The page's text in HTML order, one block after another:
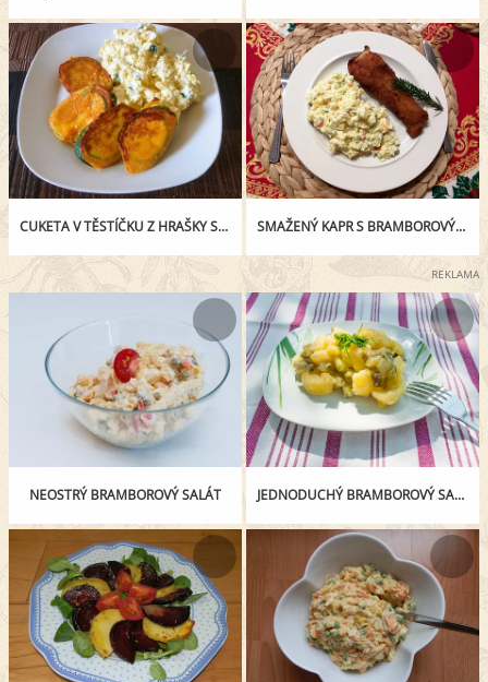
CUKETA V TĚSTÍČKU Z HRAŠKY S LEHKÝM BRAMBOROVÝM SALÁTEM SMAŽENÝ KAPR S BRAMBOROVÝM SALÁTEM
REKLAMA
NEOSTRÝ BRAMBOROVÝ SALÁT JEDNODUCHÝ BRAMBOROVÝ SALÁT